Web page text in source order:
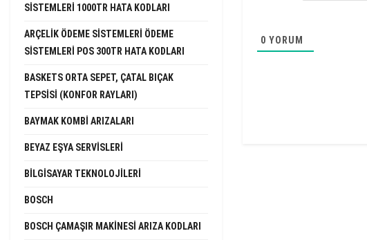
0 YORUM
SISTEMLERI 1000TR HATA KODLARI
ARÇELIK ÖDEME SISTEMLERI ÖDEME
SISTEMLERI POS 300TR HATA KODLARI
BASKETS ORTA SEPET, ÇATAL BIÇAK
TEPSISI (KONFOR RAYLARI)
BAYMAK KOMBI ARIZALARI
BEYAZ EŞYA SERVISLERI
BILGISAYAR TEKNOLOJILERI
BOSCH
BOSCH ÇAMAŞIR MAKINESI ARIZA KODLARI